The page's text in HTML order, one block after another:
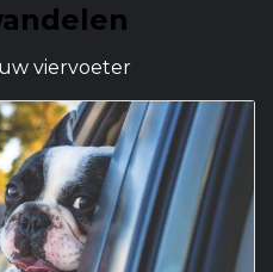
viervoeter